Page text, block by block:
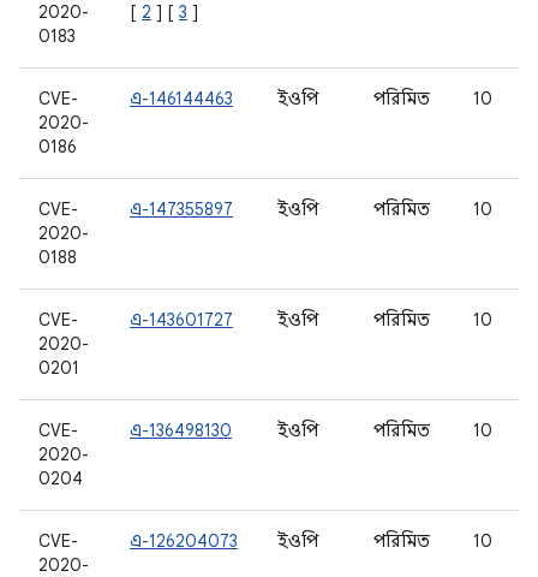
2020-
0183
[ 2 ] [ 3 ]
CVE-
2020-
0186
এ-146144463 ইওপি পরিমিত 10
CVE-
2020-
0188
এ-147355897 ইওপি পরিমিত 10
CVE-
2020-
0201
এ-143601727 ইওপি পরিমিত 10
CVE-
2020-
0204
এ-136498130 ইওপি পরিমিত 10
CVE-
2020-
এ-126204073 ইওপি পরিমিত 10